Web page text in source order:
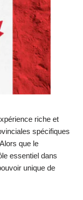
riche et
spécifiques
que le
essentiel dans
unique de